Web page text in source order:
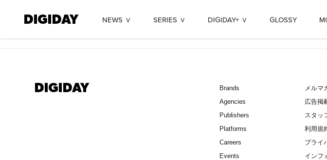
NEWS SERIES DIGIDAY+ GLOSSY
Brands
Agencies
Publishers
Platforms
Careers
Events
メルマ
広告掲
スタッ
利用規
プライ
インフ